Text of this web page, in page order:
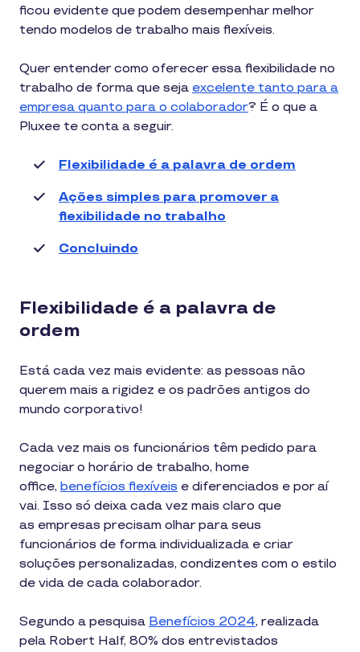
ficou evidente que podem desempenhar melhor
tendo modelos de trabalho mais flexíveis.
Quer entender como oferecer essa flexibilidade no
trabalho de forma que seja excelente tanto para a
empresa quanto para o colaborador? É o que a
Pluxee te conta a seguir.
Flexibilidade é a palavra de ordem
Ações simples para promover a
flexibilidade no trabalho
Concluindo
Flexibilidade é a palavra de
ordem
Está cada vez mais evidente: as pessoas não
querem mais a rigidez e os padrões antigos do
mundo corporativo!
Cada vez mais os funcionários têm pedido para
negociar o horário de trabalho, home
office, benefícios flexíveis e diferenciados e por aí
vai. Isso só deixa cada vez mais claro que
as empresas precisam olhar para seus
funcionários de forma individualizada e criar
soluções personalizadas, condizentes com o estilo
de vida de cada colaborador.
Segundo a pesquisa Benefícios 2024, realizada
pela Robert Half, 80% dos entrevistados